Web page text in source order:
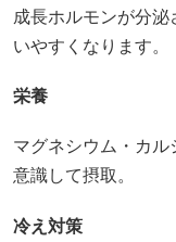
成長ホルモンが分
いやすくなります。
栄養
マグネシウム・カ
意識して摂取。
冷え対策